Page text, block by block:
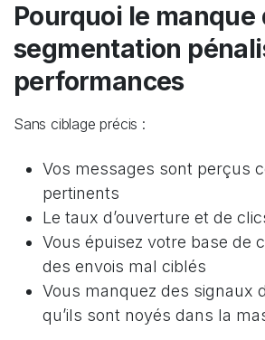
Pourquoi le manque
segmentation
performances
Sans ciblage précis :
Vos messages sont perçus
pertinents
Le taux d’ouverture et de
Vous épuisez votre base de
des envois mal ciblés
Vous manquez des signaux
qu’ils sont noyés dans la